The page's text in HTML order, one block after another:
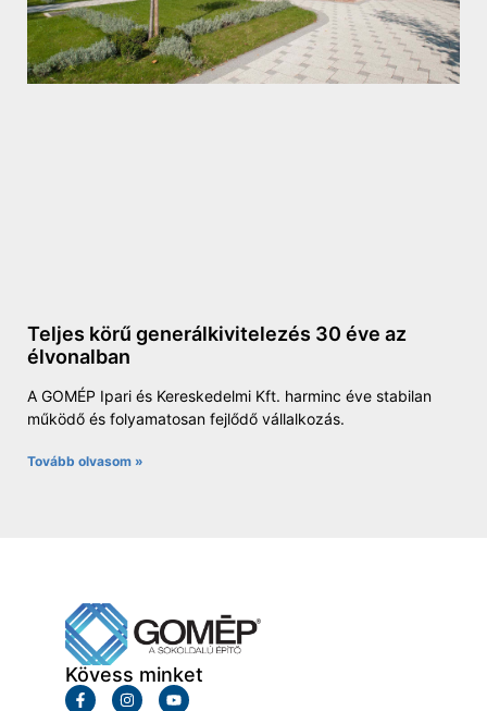
Teljes körű generálkivitelezés 30 éve az
élvonalban
A GOMÉP Ipari és Kereskedelmi Kft. harminc éve stabilan
működő és folyamatosan fejlődő vállalkozás.
Tovább olvasom »
Kövess minket